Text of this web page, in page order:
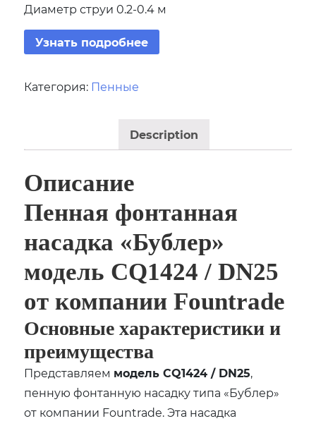
Диаметр струи 0.2-0.4 м
Узнать подробнее
Категория: Пенные
Description
Описание
Пенная фонтанная
насадка «Бублер»
модель CQ1424 / DN25
от компании Fountrade
Основные характеристики и
преимущества
Представляем модель CQ1424 / DN25,
пенную фонтанную насадку типа «Бублер»
от компании Fountrade. Эта насадка